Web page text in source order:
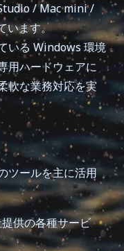
/ Mac mini /
います。
いる Windows 環境
用ハードウェアに
軟な業務対応を実
ツールを主に活用
供の各種サービ